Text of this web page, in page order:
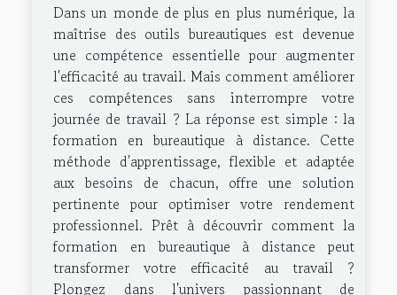
Dans un monde de plus en plus numérique, la
maîtrise des outils bureautiques est devenue
une compétence essentielle pour augmenter
l'efficacité au travail. Mais comment améliorer
ces compétences sans interrompre votre
journée de travail ? La réponse est simple : la
formation en bureautique à distance. Cette
méthode d'apprentissage, flexible et adaptée
aux besoins de chacun, offre une solution
pertinente pour optimiser votre rendement
professionnel. Prêt à découvrir comment la
formation en bureautique à distance peut
transformer votre efficacité au travail ?
Plongez dans l'univers passionnant de